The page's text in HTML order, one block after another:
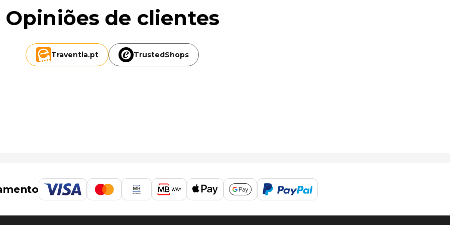
Ilha de São Tomé (TMS-Aeroporto Internacional de
Opiniões de clientes
Traventia.pt TrustedShops